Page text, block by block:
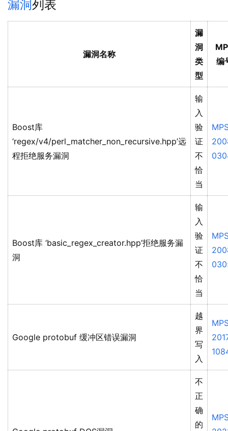
漏洞列表
漏洞名称
漏
洞
类
型
编
Boost库
‘regex/v4/perl_matcher_non_recursive.hpp’远
程拒绝服务漏洞
输
入
验
证
不
恰
当
Boost库 ‘basic_regex_creator.hpp’拒绝服务漏
洞
输
入
验
证
不
恰
当
Google protobuf 缓冲区错误漏洞
越
界
写
入
不
正
确
的